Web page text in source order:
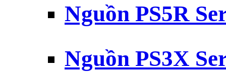
Nguồn PS5R
Nguồn PS3X